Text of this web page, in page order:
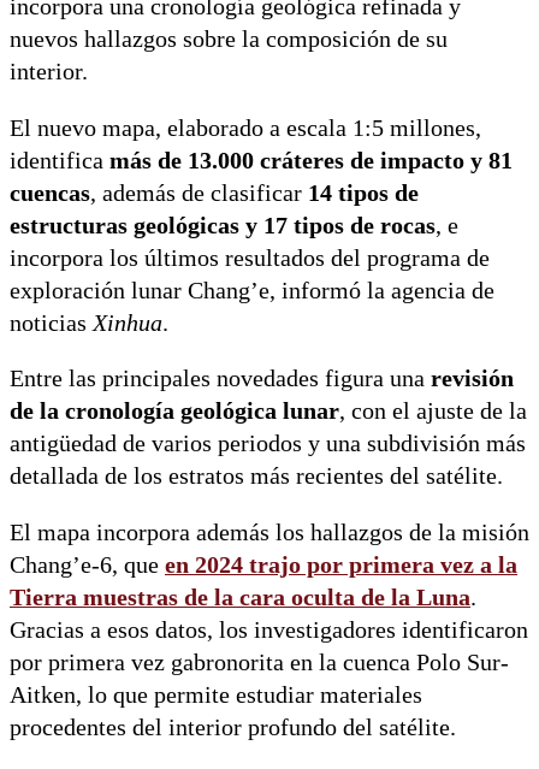
incorpora una cronología geológica refinada y
nuevos hallazgos sobre la composición de su
interior.
El nuevo mapa, elaborado a escala 1:5 millones,
identifica más de 13.000 cráteres de impacto y 81
cuencas, además de clasificar 14 tipos de
estructuras geológicas y 17 tipos de rocas, e
incorpora los últimos resultados del programa de
exploración lunar Chang’e, informó la agencia de
noticias Xinhua.
Entre las principales novedades figura una revisión
de la cronología geológica lunar, con el ajuste de la
antigüedad de varios periodos y una subdivisión más
detallada de los estratos más recientes del satélite.
El mapa incorpora además los hallazgos de la misión
Chang’e-6, que en 2024 trajo por primera vez a la
Tierra muestras de la cara oculta de la Luna.
Gracias a esos datos, los investigadores identificaron
por primera vez gabronorita en la cuenca Polo Sur-
Aitken, lo que permite estudiar materiales
procedentes del interior profundo del satélite.